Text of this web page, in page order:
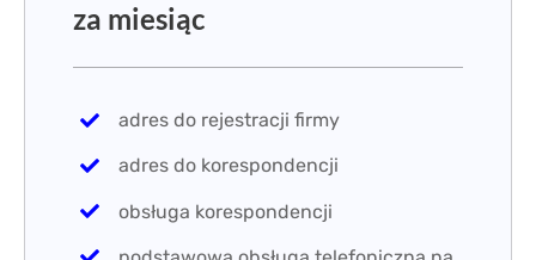
za miesiąc
adres do rejestracji firmy
adres do korespondencji
obsługa korespondencji